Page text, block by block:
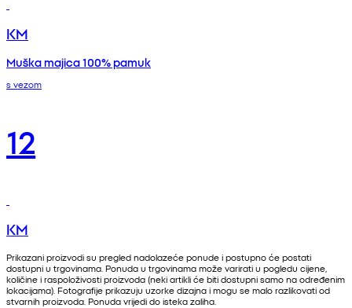
KM
Muška majica 100% pamuk
s vezom
12
KM
Prikazani proizvodi su pregled nadolazeće ponude i postupno će postati
dostupni u trgovinama. Ponuda u trgovinama može varirati u pogledu cijene,
količine i raspoloživosti proizvoda (neki artikli će biti dostupni samo na određenim
lokacijama). Fotografije prikazuju uzorke dizajna i mogu se malo razlikovati od
stvarnih proizvoda. Ponuda vrijedi do isteka zaliha.